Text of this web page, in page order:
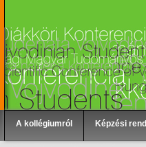
A kollégiumról Képzési